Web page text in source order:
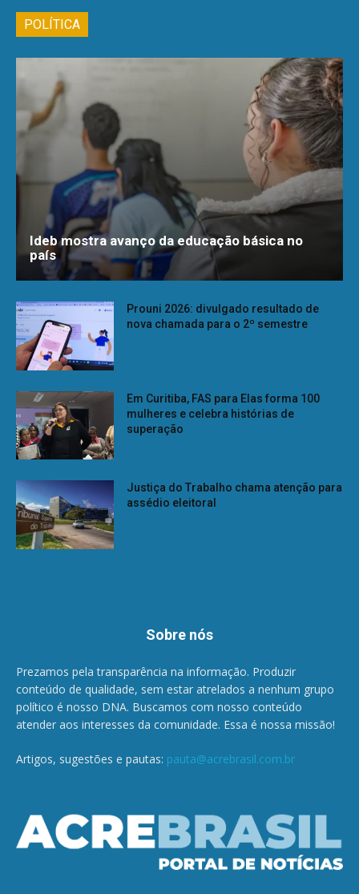
POLÍTICA
Ideb mostra avanço da educação básica no
país
Prouni 2026: divulgado resultado de
nova chamada para o 2º semestre
Em Curitiba, FAS para Elas forma 100
mulheres e celebra histórias de
superação
Justiça do Trabalho chama atenção para
assédio eleitoral
Sobre nós
Prezamos pela transparência na informação. Produzir
conteúdo de qualidade, sem estar atrelados a nenhum grupo
político é nosso DNA. Buscamos com nosso conteúdo
atender aos interesses da comunidade. Essa é nossa missão!
Artigos, sugestões e pautas: pauta@acrebrasil.com.br